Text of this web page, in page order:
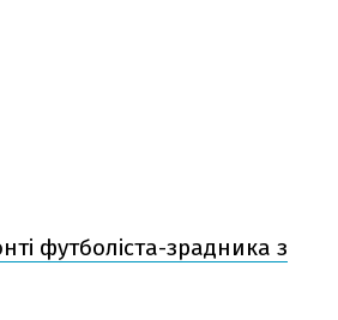
футболіста-зрадника з